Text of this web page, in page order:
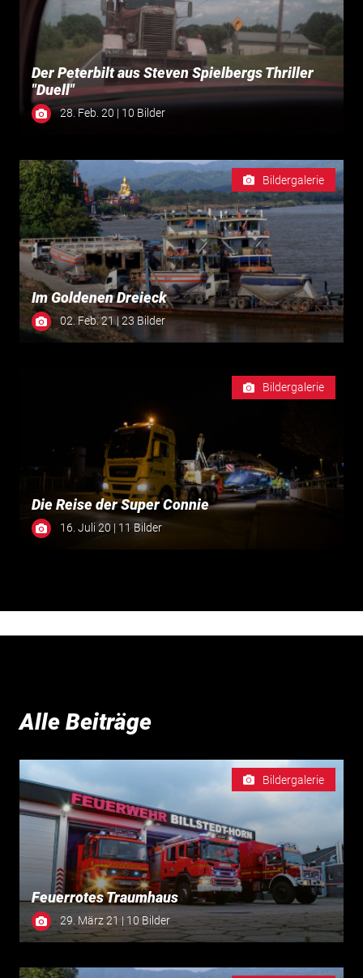
Der Peterbilt aus Steven Spielbergs Thriller
"Duell"
28. Feb. 20 | 10 Bilder
Bildergalerie
Im Goldenen Dreieck
02. Feb. 21 | 23 Bilder
Bildergalerie
Die Reise der Super Connie
16. Juli 20 | 11 Bilder
Alle Beiträge
Bildergalerie
Feuerrotes Traumhaus
29. März 21 | 10 Bilder